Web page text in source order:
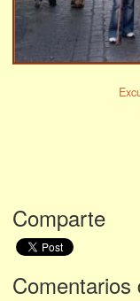
Comparte
Comentarios